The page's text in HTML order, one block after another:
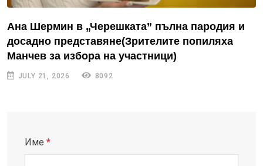
Ана Шермин в „Черешката” пълна пародия и
досадно представяне(Зрителите попиляха
Манчев за избора на участници)
JULY 21, 2026 8092
Име *